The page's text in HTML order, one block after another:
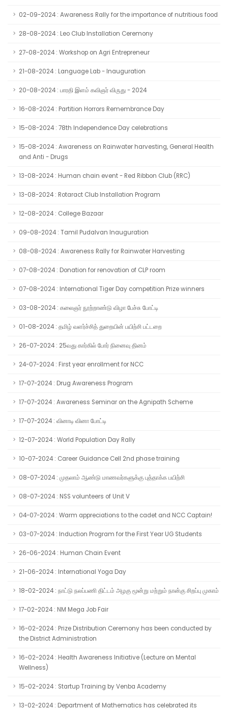
02-09-2024 : Awareness Rally for the importance of nutritious food
28-08-2024 : Leo Club Installation Ceremony
27-08-2024 : Workshop on Agri Entrepreneur
21-08-2024 : Language Lab - Inauguration
20-08-2024 : பாரதி இளம் கவிஞர் விருது - 2024
16-08-2024 : Partition Horrors Remembrance Day
15-08-2024 : 78th Independence Day celebrations
15-08-2024 : Awareness on Rainwater harvesting, General Health
and Anti - Drugs
13-08-2024 : Human chain event - Red Ribbon Club (RRC)
13-08-2024 : Rotaract Club Installation Program
12-08-2024 : College Bazaar
09-08-2024 : Tamil Pudalvan Inauguration
08-08-2024 : Awareness Rally for Rainwater Harvesting
07-08-2024 : Donation for renovation of CLP room
07-08-2024 : International Tiger Day competition Prize winners
03-08-2024 : கலைஞர் நூற்றாண்டு விழா பேச்சு போட்டி
01-08-2024 : தமிழ் வளர்ச்சித் துறையின் பயிற்சி பட்டறை
26-07-2024 : 25வது கார்கில் போர் நினைவு தினம்
24-07-2024 : First year enrollment for NCC
17-07-2024 : Drug Awareness Program
17-07-2024 : Awareness Seminar on the Agnipath Scheme
17-07-2024 : வினாடி வினா போட்டி
12-07-2024 : World Population Day Rally
10-07-2024 : Career Guidance Cell 2nd phase training
08-07-2024 : முதலாம் ஆண்டு மாணவர்களுக்கு புத்தாக்க பயிற்சி
08-07-2024 : NSS volunteers of Unit V
04-07-2024 : Warm appreciations to the cadet and NCC Captain!
03-07-2024 : Induction Program for the First Year UG Students
26-06-2024 : Human Chain Event
21-06-2024 : International Yoga Day
18-02-2024 : நாட்டு நலப்பணி திட்டம் அழகு மூன்று மற்றும் நான்கு சிறப்பு முகாம்
17-02-2024 : NM Mega Job Fair
16-02-2024 : Prize Distribution Ceremony has been conducted by
the District Administration
16-02-2024 : Health Awareness Initiative (Lecture on Mental
Wellness)
15-02-2024 : Startup Training by Venba Academy
13-02-2024 : Department of Mathematics has celebrated its